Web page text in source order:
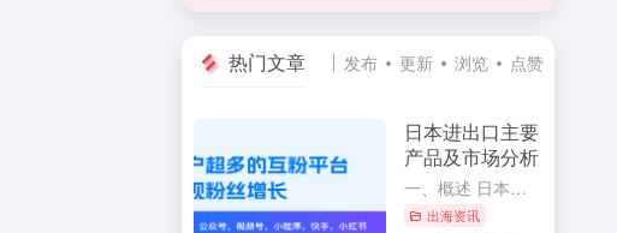
热门文章 发布 更新 浏览 点赞
日本进出口主要
产品及市场分析
一、概述 日本作为世界上经济实力雄厚的国家之一，其对外贸易活动十分活跃。通过深入了解日本进出口的主要产品及市场分析，可以更全面地掌握日本的经济发展趋势和国际贸易格局。本文将针对日本进出口的主要产品进行...
出海资讯